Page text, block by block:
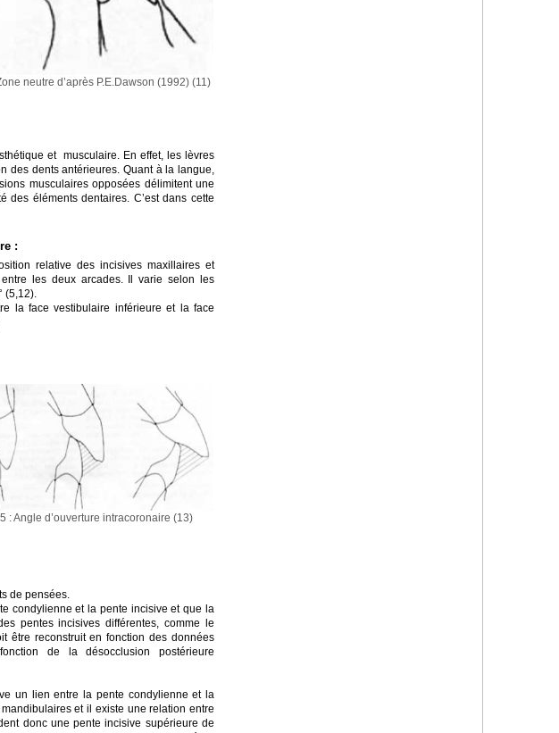
neutre d’après P.E.Dawson (1992) (11)
et musculaire. En effet, les lèvres
des dents antérieures. Quant à la langue,
musculaires opposées délimitent une
des éléments dentaires. C’est dans cette
:
relative des incisives maxillaires et
les deux arcades. Il varie selon les
(5,12).
la face vestibulaire inférieure et la face
: Angle d’ouverture intracoronaire (13)
de pensées.
condylienne et la pente incisive et que la
pentes incisives différentes, comme le
être reconstruit en fonction des données
de la désocclusion postérieure
un lien entre la pente condylienne et la
et il existe une relation entre
donc une pente incisive supérieure de